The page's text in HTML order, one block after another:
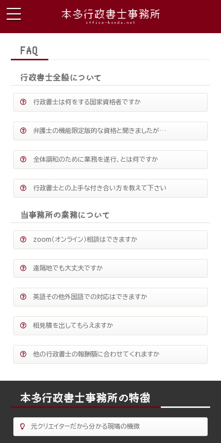
FAQ
行政書士全般について
行政書士は何をする国家資格者ですか
弁護士の機能限定版的な資格と聞きましたが…
全体調和のために業務を遂行、とは何ですか
行政書士との上手な付き合い方を教えて下さい
当事務所の業務について
zoom（オンライン）相談はできますか
遠隔地でも大丈夫ですか
英語その他外国語での対応はできますか
相見積を出してもらえますか
他の行政書士の報酬額に合わせてくれますか
本多行政書士事務所の特徴
元クリエイターだから分かる現場の機微